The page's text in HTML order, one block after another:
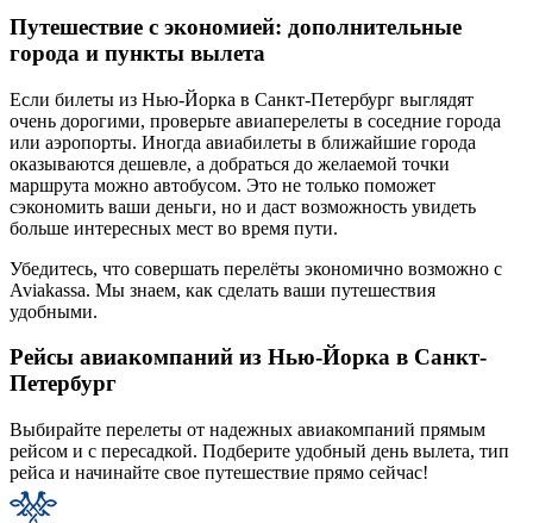
Путешествие с экономией: дополнительные
города и пункты вылета
Если билеты из Нью-Йорка в Санкт-Петербург выглядят
очень дорогими, проверьте авиаперелеты в соседние города
или аэропорты. Иногда авиабилеты в ближайшие города
оказываются дешевле, а добраться до желаемой точки
маршрута можно автобусом. Это не только поможет
сэкономить ваши деньги, но и даст возможность увидеть
больше интересных мест во время пути.
Убедитесь, что совершать перелёты экономично возможно с
Aviakassa. Мы знаем, как сделать ваши путешествия
удобными.
Рейсы авиакомпаний из Нью-Йорка в Санкт-
Петербург
Выбирайте перелеты от надежных авиакомпаний прямым
рейсом и с пересадкой. Подберите удобный день вылета, тип
рейса и начинайте свое путешествие прямо сейчас!